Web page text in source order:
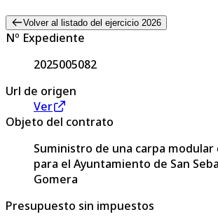
Volver al listado del ejercicio 2026
Nº Expediente
2025005082
Url de origen
Ver
Objeto del contrato
Suministro de una carpa
para el Ayuntamiento de San
Gomera
Presupuesto sin impuestos